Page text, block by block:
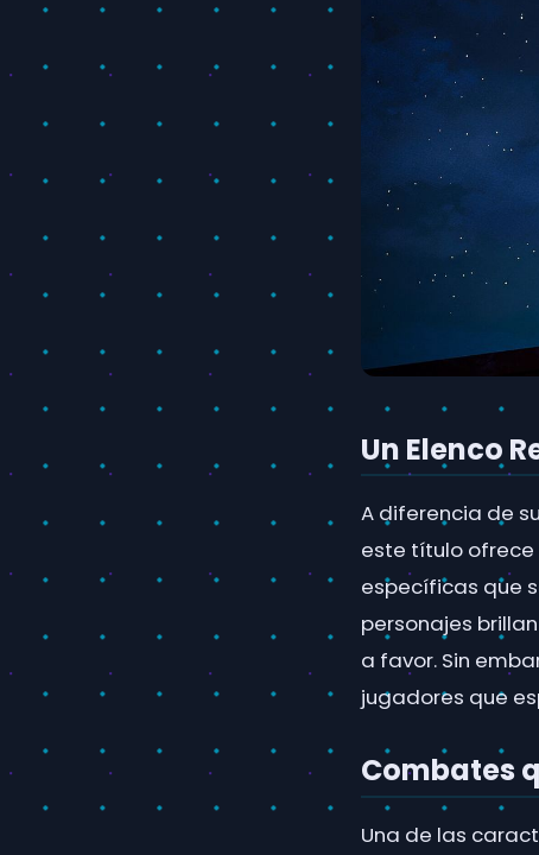
Un Elenco
A diferencia de
este título ofrece
específicas que
personajes
a favor. Sin
jugadores que
Combates
Una de las